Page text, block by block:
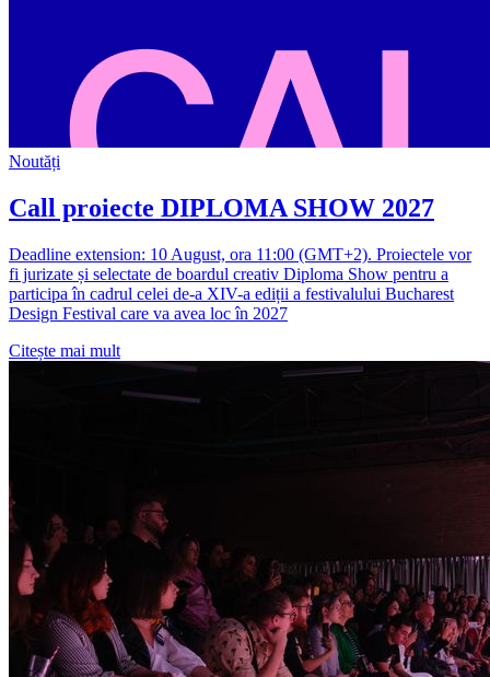
Noutăți
Call proiecte DIPLOMA SHOW 2027
Deadline extension: 10 August, ora 11:00 (GMT+2). Proiectele vor
fi jurizate și selectate de boardul creativ Diploma Show pentru a
participa în cadrul celei de-a XIV-a ediții a festivalului Bucharest
Design Festival care va avea loc în 2027
Citește mai mult